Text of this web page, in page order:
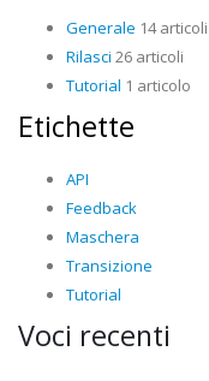
Generale 14 articoli
Rilasci 26 articoli
Tutorial 1 articolo
Etichette
API
Feedback
Maschera
Transizione
Tutorial
Voci recenti